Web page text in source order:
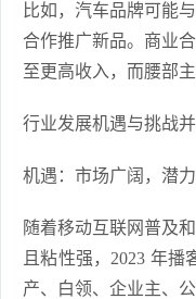
比如，汽车品牌可能
合作推广新品。商业
至更高收入，而腰部
行业发展机遇与挑战
机遇：市场广阔，潜
随着移动互联网普及
且粘性强，2023 年
产、白领、企业主、